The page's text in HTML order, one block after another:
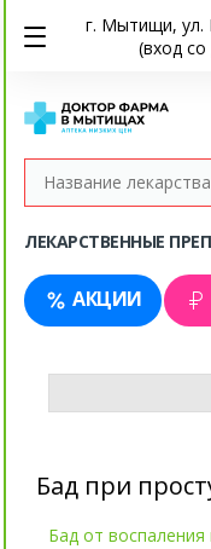
г. Мытищи, ул.
(вход
ЛЕКАРСТВЕННЫЕ
АКЦИИ
Бад при
Бад от воспаления